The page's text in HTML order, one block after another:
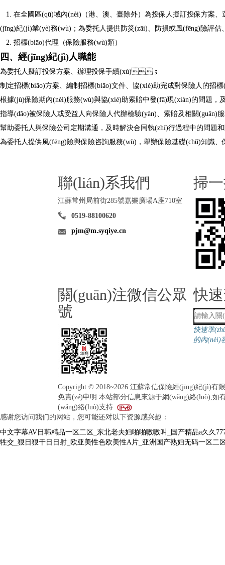
1. 在全國區(qū)域內(nèi)（港、澳、臺除外）為投保人擬訂投保方案
(jīng)紀(jì)業(yè)務(wù)；為委托人提供防災(zāi)、防損或風(fēng)險評
2. 招標(biāo)代理（保險服務(wù)類）
四、經(jīng)紀(jì)人職能
為委托人擬訂投保方案、辦理投保手續(xù)；
制定招標(biāo)方案、編制招標(biāo)文件、協(xié)助完成對保險人的招標
根據(jù)保險期內(nèi)服務(wù)與協(xié)助索賠中發(fā)現(xiàn)的問題，及時
指導(dǎo)被保險人或受益人向保險人代辦檢驗(yàn)、索賠及相關
幫助委托人與保險公司定期溝通，及時解決合同執(zhí)行過程中的問題和隱患
為委托人提供風(fēng)險與保險咨詢服務(wù)，舉辦保險基礎(chǔ)知識、
聯(lián)系我們
江蘇常州局前街285號嘉樂廣場A座710室
0519-88100620
pjm@m.syqiye.cn
掃
關(guān)注微信公眾
號
快
快速準
的內(nèi)容
Copyright © 2018~2026.江蘇常信保險經(jīng)紀(jì)有
免責(zé)申明:本站部分信息來源于網(wǎng)絡(luò),
(wǎng)絡(luò)支持
感谢您访问我们的网站，您可能还对以下资源感兴趣：
中文字幕AV日韩精品一区二区_东北老夫妇啪啪嗷嗷叫_国产精品a久久
牲交_狠日狠干日日射_欧亚美性色欧美性A片_亚洲国产熟妇无码一区二